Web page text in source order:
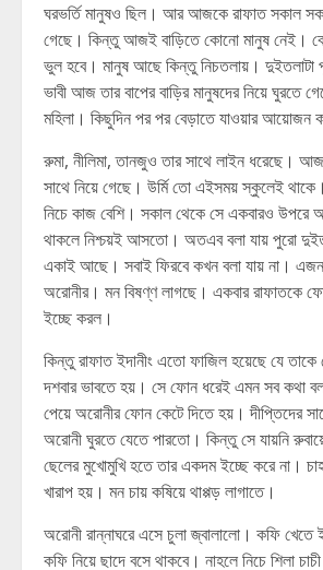
ঘরভর্তি মানুষও ছিল। আর আজকে রাফাত সকাল
গেছে। কিন্তু আজই বাড়িতে কোনো মানুষ নেই।
ভুল হবে। মানুষ আছে কিন্তু নিচতলায়। দুইতলাটা
ভাবী আজ তার বাপের বাড়ির মানুষদের নিয়ে ঘুরতে
মহিলা। কিছুদিন পর পর বেড়াতে যাওয়ার আয়োজন
রুমা, নীলিমা, তানজুও তার সাথে লাইন ধরেছে। আজ
সাথে নিয়ে গেছে। উর্মি তো এইসময় স্কুলেই
নিচে কাজ বেশি। সকাল থেকে সে একবারও উপরে
থাকলে নিশ্চয়ই আসতো। অতএব বলা যায় পুরো
একাই আছে। সবাই ফিরবে কখন বলা যায় না।
অরোনীর। মন বিষণ্ণ লাগছে। একবার রাফাতকে
ইচ্ছে করল।
কিন্তু রাফাত ইদানীং এতো ফাজিল হয়েছে যে
দশবার ভাবতে হয়। সে ফোন ধরেই এমন সব কথা
পেয়ে অরোনীর ফোন কেটে দিতে হয়। দীপ্তিদের
অরোনী ঘুরতে যেতে পারতো। কিন্তু সে যায়নি
ছেলের মুখোমুখি হতে তার একদম ইচ্ছে করে না।
খারাপ হয়। মন চায় কষিয়ে থাপ্পড় লাগাতে।
অরোনী রান্নাঘরে এসে চুলা জ্বালালো। কফি খেতে
কফি নিয়ে ছাদে বসে থাকবে। নাহলে নিচে শিলা